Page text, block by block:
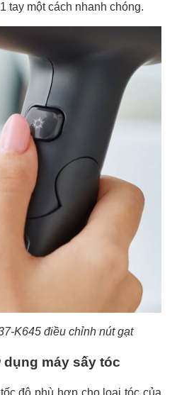
tay một cách nhanh chóng.
K645 điều chỉnh nút gạt
máy sấy tóc